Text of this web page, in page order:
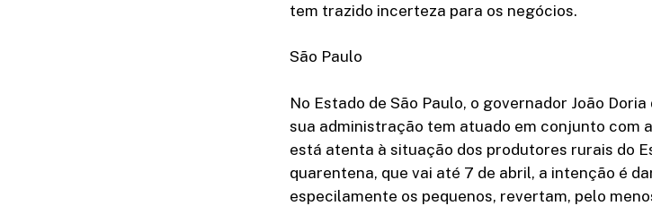
tem trazido incerteza para os negócios.
São Paulo
No Estado de São Paulo, o governador João
sua administração tem atuado em conjunto com
está atenta à situação dos produtores rurais do
quarentena, que vai até 7 de abril, a intenção é
especilamente os pequenos, revertam, pelo